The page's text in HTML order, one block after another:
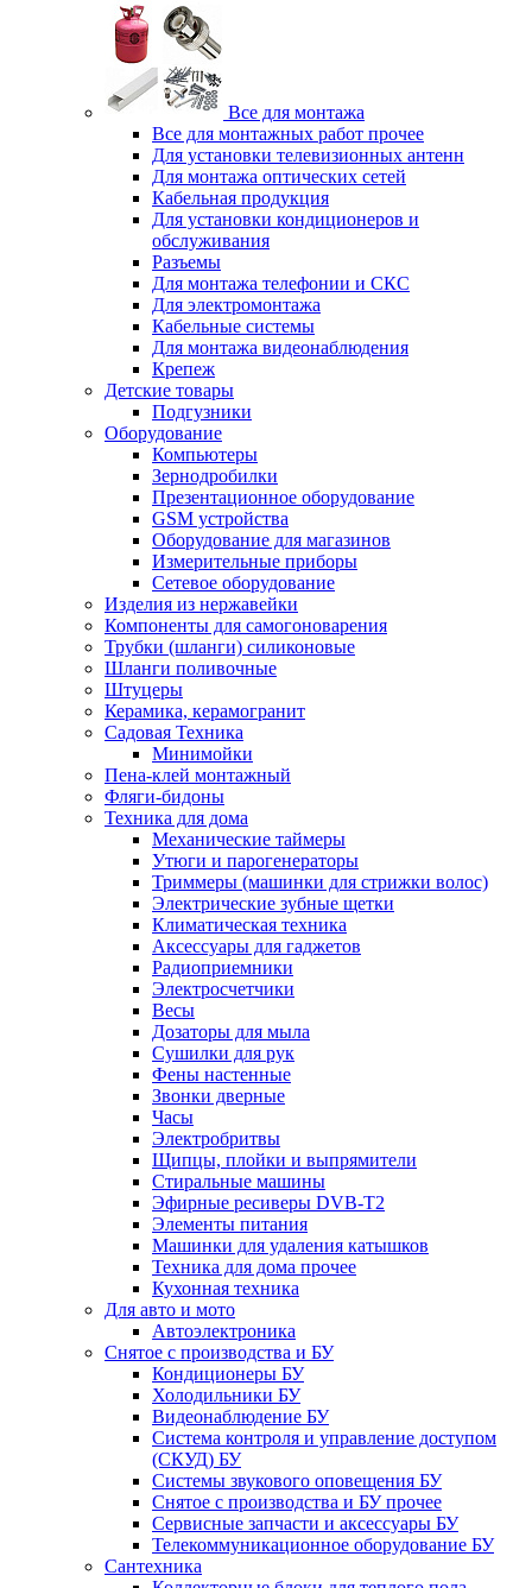
Все для монтажа
Все для монтажных работ прочее
Для установки телевизионных антенн
Для монтажа оптических сетей
Кабельная продукция
Для установки кондиционеров и
обслуживания
Разъемы
Для монтажа телефонии и СКС
Для электромонтажа
Кабельные системы
Для монтажа видеонаблюдения
Крепеж
Детские товары
Подгузники
Оборудование
Компьютеры
Зернодробилки
Презентационное оборудование
GSM устройства
Оборудование для магазинов
Измерительные приборы
Сетевое оборудование
Изделия из нержавейки
Компоненты для самогоноварения
Трубки (шланги) силиконовые
Шланги поливочные
Штуцеры
Керамика, керамогранит
Садовая Техника
Минимойки
Пена-клей монтажный
Фляги-бидоны
Техника для дома
Механические таймеры
Утюги и парогенераторы
Триммеры (машинки для стрижки волос)
Электрические зубные щетки
Климатическая техника
Аксессуары для гаджетов
Радиоприемники
Электросчетчики
Весы
Дозаторы для мыла
Сушилки для рук
Фены настенные
Звонки дверные
Часы
Электробритвы
Щипцы, плойки и выпрямители
Стиральные машины
Эфирные ресиверы DVB-T2
Элементы питания
Машинки для удаления катышков
Техника для дома прочее
Кухонная техника
Для авто и мото
Автоэлектроника
Снятое с производства и БУ
Кондиционеры БУ
Холодильники БУ
Видеонаблюдение БУ
Система контроля и управление доступом
(СКУД) БУ
Системы звукового оповещения БУ
Снятое с производства и БУ прочее
Сервисные запчасти и аксессуары БУ
Телекоммуникационное оборудование БУ
Сантехника